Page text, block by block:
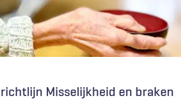
Misselijkheid en braken